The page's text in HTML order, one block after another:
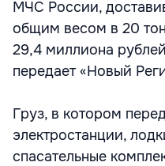
МЧС России,
общим весом в 20
29,4 миллиона
передает «Новый
Груз, в котором
электростанции,
спасательные